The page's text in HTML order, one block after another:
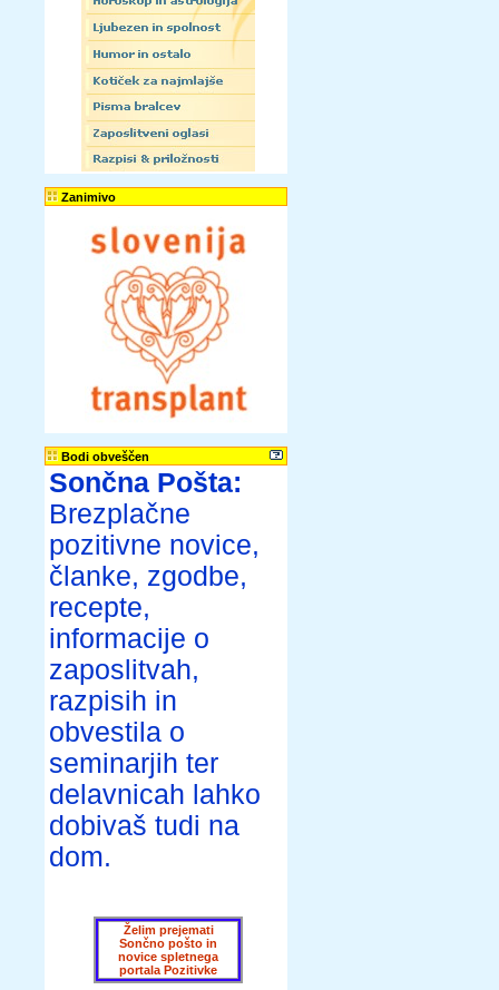
Zanimivo
Bodi obveščen
Sončna Pošta:
Brezplačne
pozitivne novice,
članke, zgodbe,
recepte,
informacije o
zaposlitvah,
razpisih in
obvestila o
seminarjih ter
delavnicah lahko
dobivaš tudi na
dom.
Želim prejemati
Sončno pošto in
novice spletnega
portala Pozitivke